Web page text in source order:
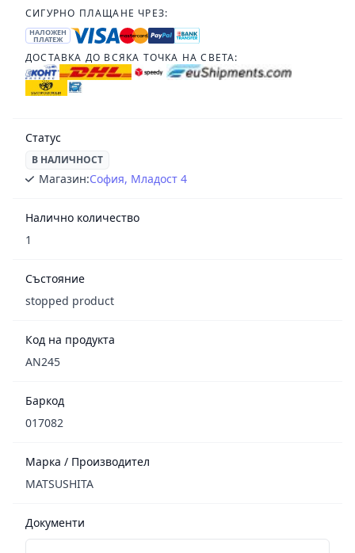
СИГУРНО ПЛАЩАНЕ ЧРЕЗ:
НАЛОЖЕН
ПЛАТЕЖ
ДОСТАВКА ДО ВСЯКА ТОЧКА НА СВЕТА:
Статус
В НАЛИЧНОСТ
Магазин:София, Младост 4
Налично количество
1
Състояние
stopped product
Код на продукта
AN245
Баркод
017082
Марка / Производител
MATSUSHITA
Документи